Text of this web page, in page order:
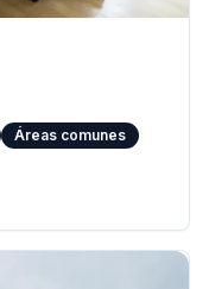
Áreas comunes